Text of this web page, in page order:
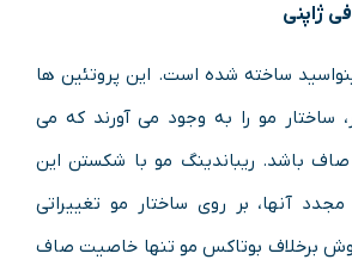
ژاپنی
ساخته شده است. این پروتئین ها
ساختار مو را به وجود می آورند که می
صاف باشد. ریباندینگ مو با شکستن این
آنها، بر روی ساختار مو تغییراتی
برخلاف بوتاکس مو تنها خاصیت صاف